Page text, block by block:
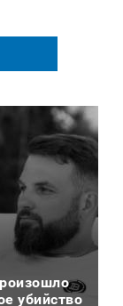
убийство